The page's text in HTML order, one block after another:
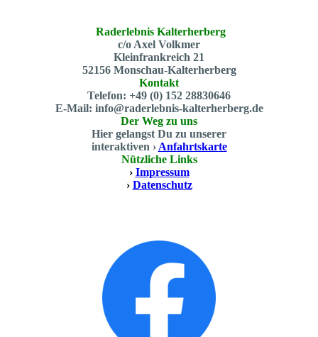
Raderlebnis Kalterherberg
c/o Axel Volkmer
Kleinfrankreich 21
52156 Monschau-Kalterherberg
Kontakt
Telefon: +49 (0) 152 28830646
E-Mail: info@raderlebnis-kalterherberg.de
Der Weg zu uns
Hier gelangst Du zu unserer
interaktiven › Anfahrtskarte
Nützliche Links
› Impressum
› Datenschutz